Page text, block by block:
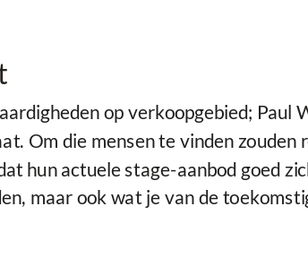
op verkoopgebied;
Om die mensen te vinden
hun actuele stage-aanbod goed
maar ook wat je van de